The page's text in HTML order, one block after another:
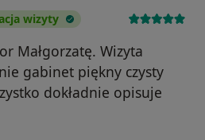
wizyty
Małgorzatę. Wizyta
gabinet piękny czysty
dokładnie opisuje